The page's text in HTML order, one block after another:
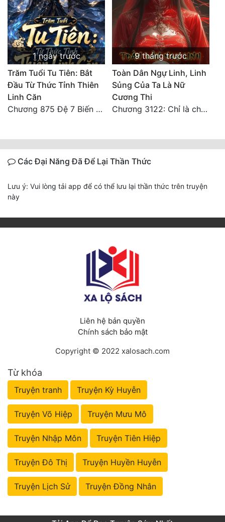
1 ngày trước
Trăm Tuổi Tu Tiên: Bắt
Đầu Từ Thức Tỉnh Thiên
Linh Căn
Chương 875 Đệ 7 Biến Thánh Long Biến!
9 tháng trước
Toàn Dân Ngự Linh, Linh
Sủng Của Ta Là Nữ
Cương Thi
Chương 3122: Chỉ là chút bọt nước! Điều kiện và tài liệu!**
Các Đại Năng Đã Để Lại Thần Thức
Lưu ý: Vui lòng tải app để có thể lưu lại thần thức trên truyện
này
Liên hệ bản quyền
Chính sách bảo mật
Copyright © 2022 xalosach.com
Từ khóa
Truyện tranh Truyện Kỳ Huyễn
Truyện Võ Hiệp Truyện Mưu Mô
Truyện Nhập Môn Truyện Tiên Hiệp
Truyện Đô Thị Truyện Huyền Huyễn
Truyện Lịch Sử Truyện Đồng Nhân